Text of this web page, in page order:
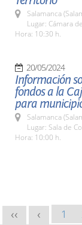
Salamanca
Lugar: Cámara
Hora: 10:30 h.
20/05/2024
Información
fondos a la
para
Salamanca
Lugar: Sala de
Hora: 10:00 h.
<< < 1